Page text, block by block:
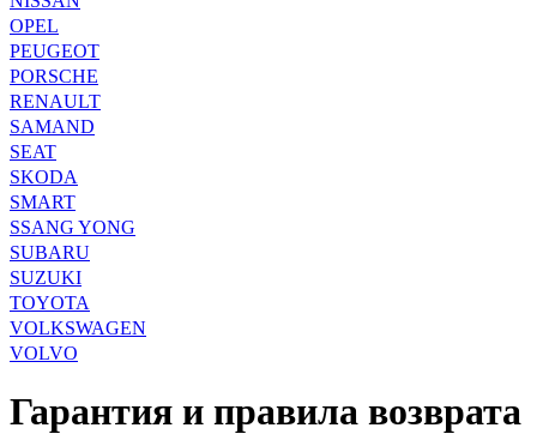
OPEL
PEUGEOT
PORSCHE
RENAULT
SAMAND
SEAT
SKODA
SMART
SSANG YONG
SUBARU
SUZUKI
TOYOTA
VOLKSWAGEN
VOLVO
Гарантия и правила возврата